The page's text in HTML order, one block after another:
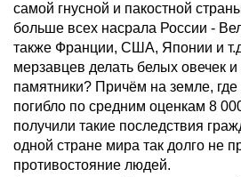
самой гнусной и пакостной
больше всех насрала России -
также Франции, США, Японии и
мерзавцев делать белых овечек и
памятники? Причём на земле,
погибло по средним оценкам 8
получили такие последствия
одной стране мира так долго не
противостояние людей.